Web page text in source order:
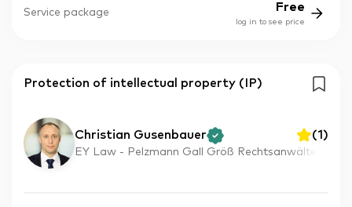
Service package Free
log in to see price
Protection of intellectual property (IP)
Christian Gusenbauer (1)
EY Law - Pelzmann Gall Größ Rechtsanwälte